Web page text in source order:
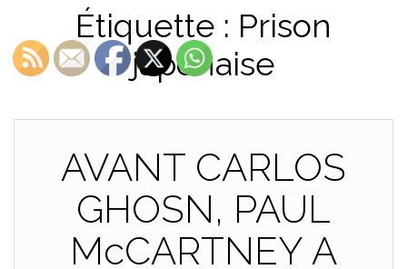
Étiquette : Prison
japonaise
AVANT CARLOS
GHOSN, PAUL
McCARTNEY A